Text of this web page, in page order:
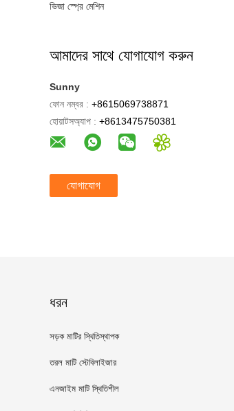
ভিজা স্প্রে মেশিন
আমাদের সাথে যোগাযোগ করুন
Sunny
ফোন নম্বর : +8615069738871
হোয়াটসঅ্যাপ : +8613475750381
যোগাযোগ
ধরন
সড়ক মাটির স্থিতিস্থাপক
তরল মাটি স্টেবিলাইজার
এনজাইম মাটি স্থিতিশীল